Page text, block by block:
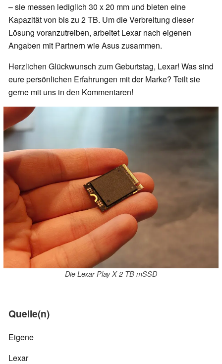
– sie messen lediglich 30 x 20 mm und bieten eine
Kapazität von bis zu 2 TB. Um die Verbreitung dieser
Lösung voranzutreiben, arbeitet Lexar nach eigenen
Angaben mit Partnern wie Asus zusammen.
Herzlichen Glückwunsch zum Geburtstag, Lexar! Was sind
eure persönlichen Erfahrungen mit der Marke? Teilt sie
gerne mit uns in den Kommentaren!
Die Lexar Play X 2 TB mSSD
Quelle(n)
Eigene
Lexar